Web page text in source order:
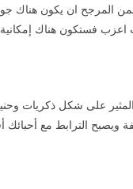
المرجح ان يكون هناك
اعزب فستكون هناك
على شكل ذكريات
ويصبح الترابط مع